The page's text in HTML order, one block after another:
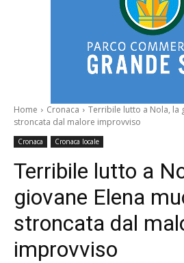
Home Cronaca
Terribile lutto a Nola, la
stroncata dal malore improvviso
Cronaca Cronaca locale
Terribile lutto a
giovane Elena
stroncata dal
improvviso